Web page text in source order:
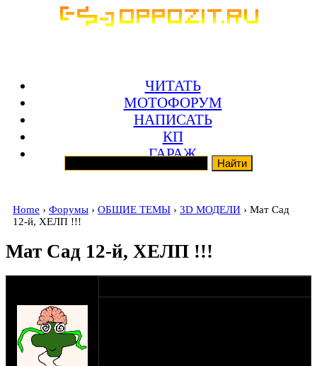
ЧИТАТЬ
МОТОФОРУМ
НАПИСАТЬ
КП
ГАРАЖ
Home › Форумы › ОБЩИЕ ТЕМЫ › 3D МОДЕЛИ › Мат Сад
12-й, ХЕЛП !!!
Мат Сад 12-й, ХЕЛП !!!